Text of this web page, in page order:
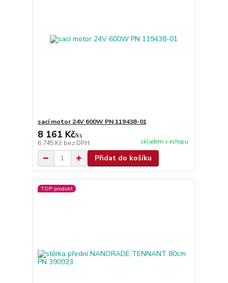
sací motor 24V 600W PN 119438-01
8 161 Kč/ks
6 745 Kč bez DPH skladem v eshopu
Přidat do košíku
TOP produkt